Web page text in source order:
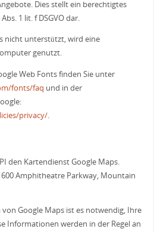
Dies stellt ein berechtigtes
1 lit. f DSGVO dar.
nicht unterstützt, wird eine
genutzt.
Web Fonts finden Sie unter
fonts/faq und in der
privacy/.
den Kartendienst Google Maps.
Amphitheatre Parkway, Mountain
Google Maps ist es notwendig, Ihre
Informationen werden in der Regel an